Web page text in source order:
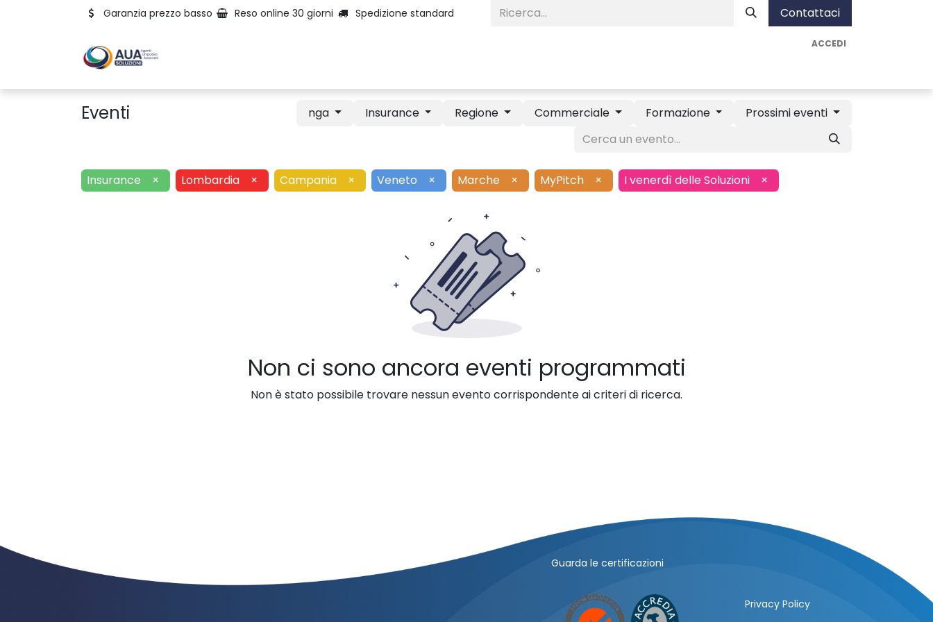
Garanzia prezzo basso Reso online 30 giorni Spedizione standard Contattaci
ACCEDI
Eventi nga Insurance Regione Commerciale Formazione Prossimi eventi
Insurance × Lombardia × Campania × Veneto × Marche × MyPitch × I venerdì delle Soluzioni ×
Non ci sono ancora eventi programmati
Non è stato possibile trovare nessun evento corrispondente ai criteri di ricerca.
Privacy Policy
Guarda le certificazioni